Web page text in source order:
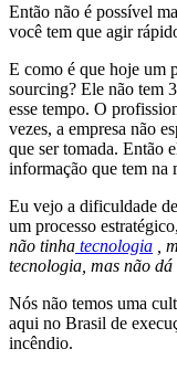
Então não é possível
você tem que agir
E como é que hoje um
sourcing? Ele não tem
esse tempo. O
vezes, a empresa não
que ser tomada. Então
informação que tem na
Eu vejo a dificuldade
um processo
não tinha tecnologia ,
tecnologia, mas não dá
Nós não temos uma
aqui no Brasil de
incêndio.